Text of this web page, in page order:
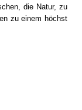
die Natur, zu
zu einem höchst